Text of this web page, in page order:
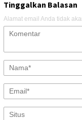
Tinggalkan Balasan
Alamat email Anda tidak